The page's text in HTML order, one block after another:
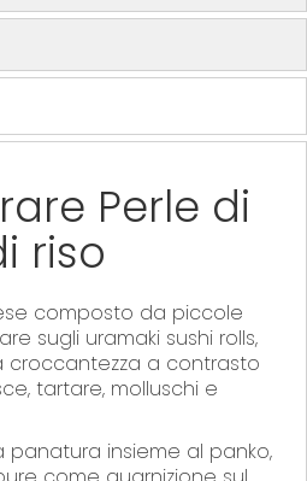
Perle di
riso
composto da piccole
sugli uramaki sushi rolls,
croccantezza a contrasto
tartare, molluschi e
panatura insieme al panko,